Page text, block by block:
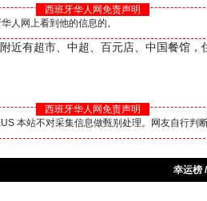
西班牙华人网免责声明
人网上看到他的信息的。
近有超市、中超、百元店、中国餐馆
西班牙华人网免责声明
本站不对采集信息做甄别处理。网友自行判断
幸运榜